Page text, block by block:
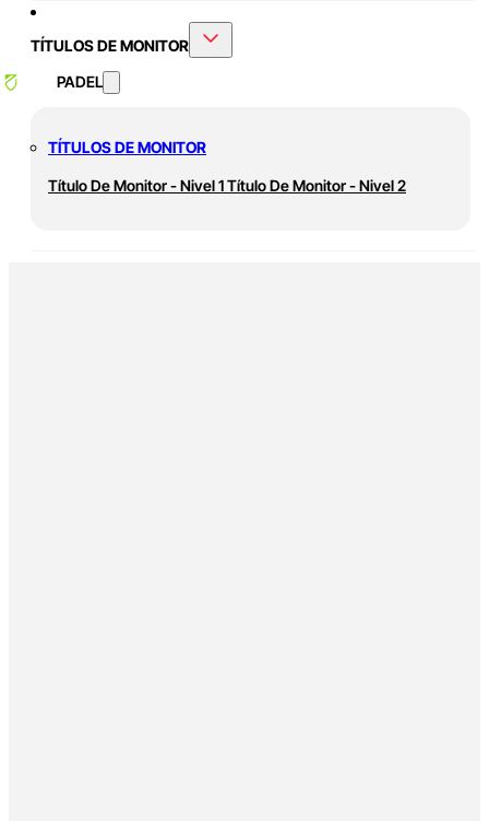
TÍTULOS DE MONITOR
PADEL
TÍTULOS DE MONITOR
Título De Monitor - Nivel 1Título De Monitor - Nivel 2